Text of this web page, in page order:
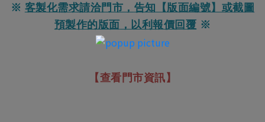
※ 客製化需求請洽門市， 告知【版面編號】或截圖
預製作的版面 ，以利報價回覆 ※
【查看門市資訊】